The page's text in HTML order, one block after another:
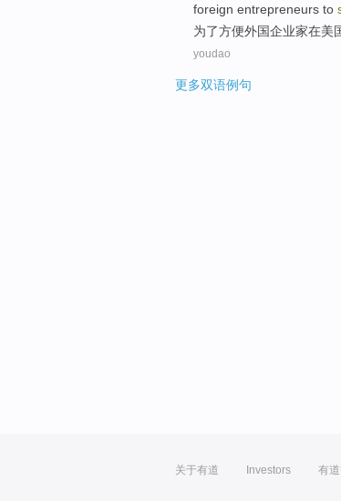
foreign entrepreneurs to
为了方便外国企业家在美
youdao
更多双语例句
关于有道 Investors 有